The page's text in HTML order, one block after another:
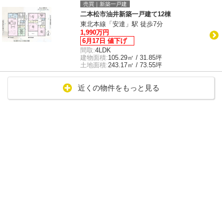
売買｜新築一戸建
二本松市油井新築一戸建て12棟
東北本線「安達」駅 徒歩7分
1,990万円
6月17日 値下げ
間取:4LDK
建物面積:105.29㎡ / 31.85坪
土地面積:243.17㎡ / 73.55坪
近くの物件をもっと見る